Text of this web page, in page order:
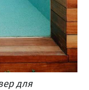
для